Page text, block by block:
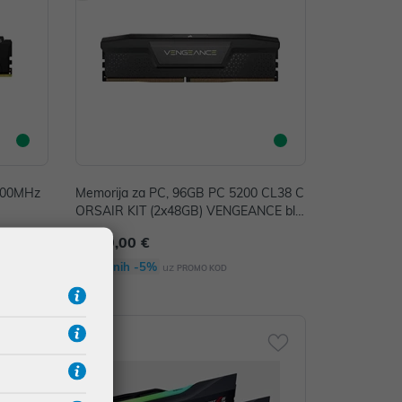
Memorija za PC, 96GB PC 5200 CL38 C
ORSAIR KIT (2x48GB) VENGEANCE bla
ck retail
1.299,00 €
Dodatnih -5% uz PROMO KOD